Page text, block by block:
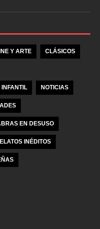
Y ARTE CLÁSICOS
INFANTIL NOTICIAS
EN DESUSO
INÉDITOS